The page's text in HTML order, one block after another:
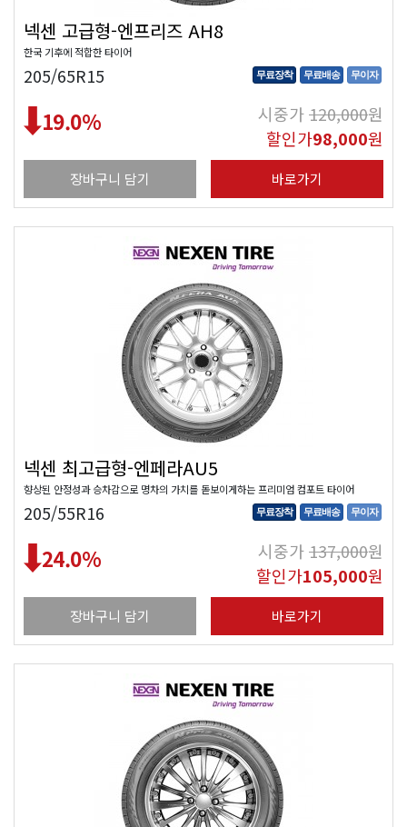
넥센 고급형-엔프리즈 AH8
한국 기후에 적합한 타이어
205/65R15 무료장착 무료배송 무이자
19.0% 시중가120,000원
할인가98,000원
장바구니 담기 바로가기
넥센 최고급형-엔페라AU5
향상된 안정성과 승차감으로 명차의 가치를 돋보이게하는 프리미엄 컴포트 타이어
205/55R16 무료장착 무료배송 무이자
24.0% 시중가137,000원
할인가105,000원
장바구니 담기 바로가기